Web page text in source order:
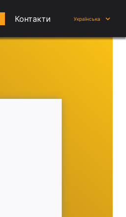
Контакти Українська